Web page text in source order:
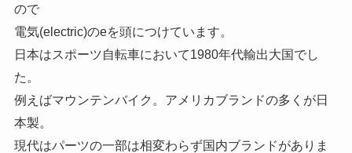
ので
電気(electric)のeを頭につけています。
日本はスポーツ自転車において1980年代輸出大国でし
た。
例えばマウンテンバイク。アメリカブランドの多くが日
本製。
現代はパーツの一部は相変わらず国内ブランドがありま